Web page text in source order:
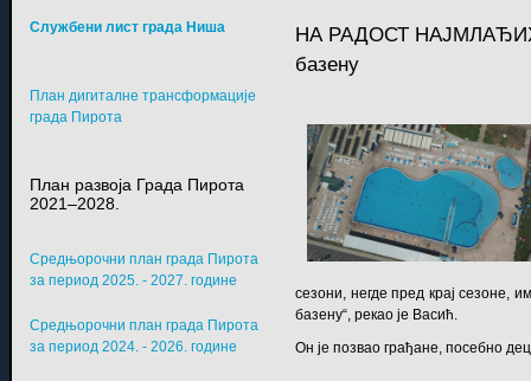
НА РАДОСТ НАЈМЛАЂИХ:
базену
сезони, негде пред крај сезоне,
базену“, рекао је Васић.
Он је позвао грађане, посебно
Службени лист града Ниша
План дигиталне трансформације
града Пирота
План развоја Града Пирота
2021–2028.
Средњорочни план града Пирота
за период 2025. - 2027. године
Средњорочни план града Пирота
за период 2024. - 2026. године